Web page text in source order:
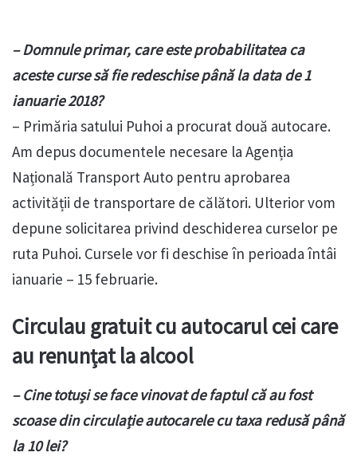
– Domnule primar, care este probabilitatea ca
aceste curse să fie redeschise până la data de 1
ianuarie 2018?
– Primăria satului Puhoi a procurat două autocare.
Am depus documentele necesare la Agenția
Națională Transport Auto pentru aprobarea
activității de transportare de călători. Ulterior vom
depune solicitarea privind deschiderea curselor pe
ruta Puhoi. Cursele vor fi deschise în perioada întâi
ianuarie – 15 februarie.
Circulau gratuit cu autocarul cei care
au renunțat la alcool
– Cine totuși se face vinovat de faptul că au fost
scoase din circulație autocarele cu taxa redusă până
la 10 lei?